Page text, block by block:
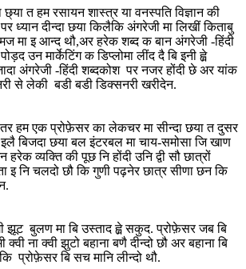
त हम रसायन शास्त्र या वनस्पति विज्ञान की
ध्यान दीन्दा छया किलैकि अंगरेजी मा लिखीं किताबु
मा इ आन्द थौ,अर हरेक शब्द क बान अंगरेजी -हिंदी
उन मार्केटिंग क डिप्लोमा लींद दै बि इनी ह्व़े
अंगरेजी -हिंदी शब्दकोश पर नजर होंदी छे अर यांक
से लेकी बडी बडी डिक्सनरी खरीदेन.
हम एक प्रोफ़ेसर का लेकचर मा सीन्दा छया त दुसर
बिजदा छया बल इंटरबल मा चाय-समोसा जि खाण
हरेक व्यक्ति की पूछ नि होंदी उनि द्वी सौ छात्रों
इ नि चलदो छौ कि गुणी पढ़नेर छात्र सीणा छन कि
झूट बुलण मा बि उस्ताद ह्व़े सकुद. प्रोफ़ेसर जब बि
ना क्वी झुटो बहाना बणै दीन्दो छौ अर बहाना बि
प्रोफ़ेसर बि सच मानि लीन्दो थौ.